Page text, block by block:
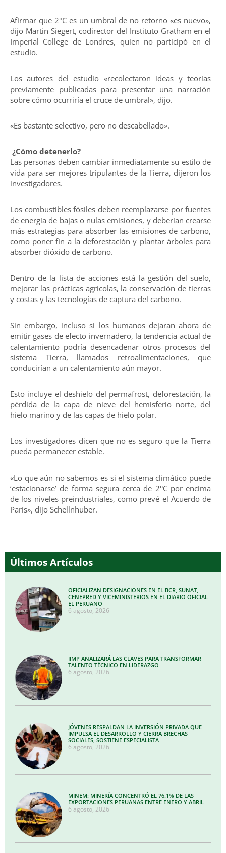
Afirmar que 2°C es un umbral de no retorno «es nuevo»,
dijo Martin Siegert, codirector del Instituto Gratham en el
Imperial College de Londres, quien no participó en el
estudio.
Los autores del estudio «recolectaron ideas y teorías
previamente publicadas para presentar una narración
sobre cómo ocurriría el cruce de umbral», dijo.
«Es bastante selectivo, pero no descabellado».
¿Cómo detenerlo?
Las personas deben cambiar inmediatamente su estilo de
vida para ser mejores tripulantes de la Tierra, dijeron los
investigadores.
Los combustibles fósiles deben reemplazarse por fuentes
de energía de bajas o nulas emisiones, y deberían crearse
más estrategias para absorber las emisiones de carbono,
como poner fin a la deforestación y plantar árboles para
absorber dióxido de carbono.
Dentro de la lista de acciones está la gestión del suelo,
mejorar las prácticas agrícolas, la conservación de tierras
y costas y las tecnologías de captura del carbono.
Sin embargo, incluso si los humanos dejaran ahora de
emitir gases de efecto invernadero, la tendencia actual de
calentamiento podría desencadenar otros procesos del
sistema Tierra, llamados retroalimentaciones, que
conducirían a un calentamiento aún mayor.
Esto incluye el deshielo del permafrost, deforestación, la
pérdida de la capa de nieve del hemisferio norte, del
hielo marino y de las capas de hielo polar.
Los investigadores dicen que no es seguro que la Tierra
pueda permanecer estable.
«Lo que aún no sabemos es si el sistema climático puede
‘estacionarse’ de forma segura cerca de 2°C por encima
de los niveles preindustriales, como prevé el Acuerdo de
París», dijo Schellnhuber.
Últimos Artículos
OFICIALIZAN DESIGNACIONES EN EL BCR, SUNAT,
CENEPRED Y VICEMINISTERIOS EN EL DIARIO OFICIAL
EL PERUANO
6 agosto, 2026
IIMP ANALIZARÁ LAS CLAVES PARA TRANSFORMAR
TALENTO TÉCNICO EN LIDERAZGO
6 agosto, 2026
JÓVENES RESPALDAN LA INVERSIÓN PRIVADA QUE
IMPULSA EL DESARROLLO Y CIERRA BRECHAS
SOCIALES, SOSTIENE ESPECIALISTA
6 agosto, 2026
MINEM: MINERÍA CONCENTRÓ EL 76.1% DE LAS
EXPORTACIONES PERUANAS ENTRE ENERO Y ABRIL
6 agosto, 2026